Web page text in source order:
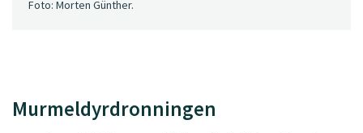
Foto: Morten Günther.
Murmeldyrdronningen